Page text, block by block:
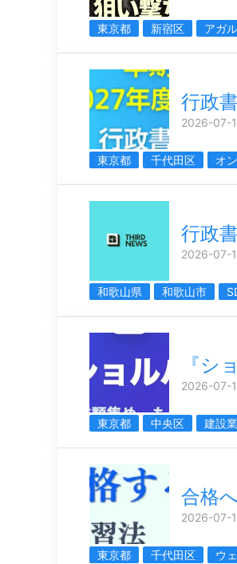
東京都 新宿区 アガ
行政
2026-07-
東京都 千代田区 オ
行政
2026-07-
和歌山県 和歌山市
『シ
2026-07-
東京都 中央区 建設業
合格
2026-07-
東京都 千代田区 ウ